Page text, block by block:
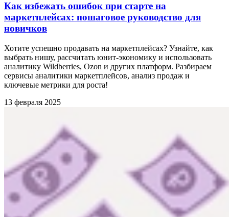
Как избежать ошибок при старте на
маркетплейсах: пошаговое руководство для
новичков
Хотите успешно продавать на маркетплейсах? Узнайте, как
выбрать нишу, рассчитать юнит-экономику и использовать
аналитику Wildberries, Ozon и других платформ. Разбираем
сервисы аналитики маркетплейсов, анализ продаж и
ключевые метрики для роста!
13 февраля 2025